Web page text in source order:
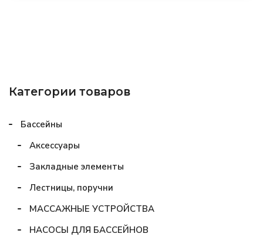
Категории товаров
Бассейны
Аксессуары
Закладные элементы
Лестницы, поручни
МАССАЖНЫЕ УСТРОЙСТВА
НАСОСЫ ДЛЯ БАССЕЙНОВ